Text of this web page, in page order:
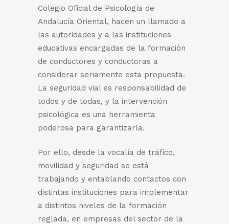
Colegio Oficial de Psicología de
Andalucía Oriental, hacen un llamado a
las autoridades y a las instituciones
educativas encargadas de la formación
de conductores y conductoras a
considerar seriamente esta propuesta.
La seguridad vial es responsabilidad de
todos y de todas, y la intervención
psicológica es una herramienta
poderosa para garantizarla.
Por ello, desde la vocalía de tráfico,
movilidad y seguridad se está
trabajando y entablando contactos con
distintas instituciones para implementar
a distintos niveles de la formación
reglada, en empresas del sector de la